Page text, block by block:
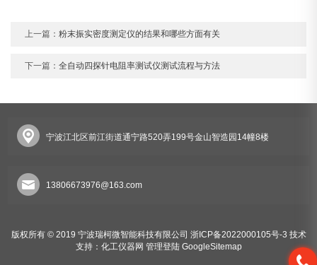
上一篇：粉末振实密度测定仪的结果和哪些方面有关
下一篇：全自动四探针电阻率测试仪测试流程与方法
宁波江北区前江街道通宁路520弄199号金山智造园14幢8楼
13806673976@163.com
版权所有 © 2019 宁波瑞柯微智能科技有限公司 浙ICP备2022000105号-3 技术
支持： 化工仪器网 管理登陆 GoogleSitemap